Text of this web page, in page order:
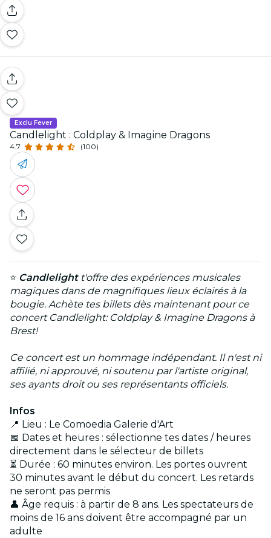
Exclu Fever
Candlelight : Coldplay & Imagine Dragons
4.7 (100)
⭐ Candlelightt'offre des expériences musicales
magiques dans de magnifiques lieux éclairés à la
bougie. Achète tes billets dès maintenant pour ce
concert Candlelight: Coldplay & Imagine Dragons à
Brest!
Ce concert est un hommage indépendant. Il n'est ni
affilié, ni approuvé, ni soutenu par l'artiste original,
ses ayants droit ou ses représentants officiels.
Infos
📍 Lieu : Le Comoedia Galerie d'Art
📅 Dates et heures : sélectionne tes dates / heures
directement dans le sélecteur de billets
⏳ Durée : 60 minutes environ. Les portes ouvrent
30 minutes avant le début du concert. Les retards
ne seront pas permis
👤 Âge requis : à partir de 8 ans. Les spectateurs de
moins de 16 ans doivent être accompagné par un
adulte